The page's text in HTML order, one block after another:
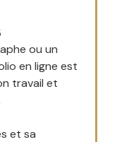
ou un
en ligne est
travail et
et sa